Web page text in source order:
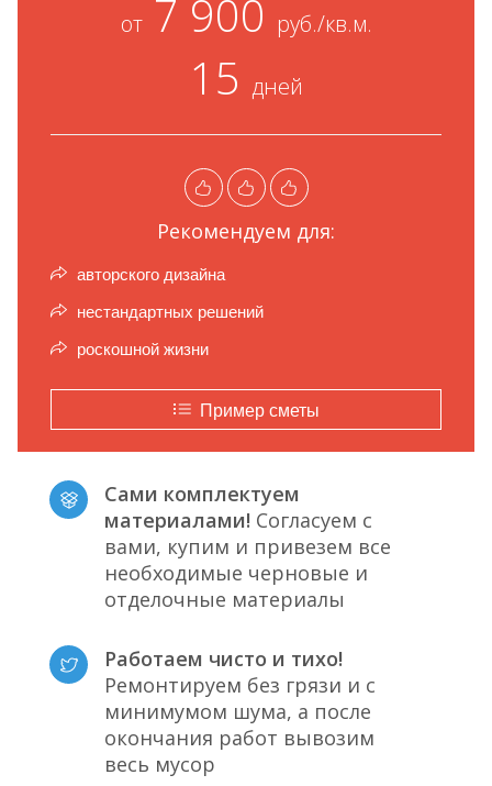
от7 900 руб./кв.м.
15 дней
Рекомендуем для:
авторского дизайна
нестандартных решений
роскошной жизни
Пример сметы
Сами комплектуем
материалами! Согласуем с
вами, купим и привезем все
необходимые черновые и
отделочные материалы
Работаем чисто и тихо!
Ремонтируем без грязи и с
минимумом шума, а после
окончания работ вывозим
весь мусор